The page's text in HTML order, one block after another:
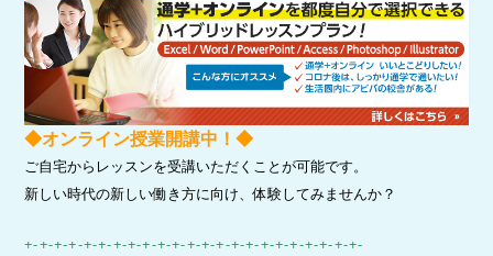
◆オンライン授業開講中！◆
ご自宅からレッスンを受講いただくことが可能です。
新しい時代の新しい働き方に向け、体験してみませんか？
+-+-+-+-+-+-+-+-+-+-+-+-+-+-+-+-+-+-+-+-+-+-+-